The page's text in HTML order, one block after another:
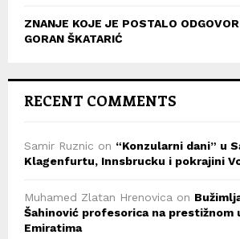
ZNANJE KOJE JE POSTALO
GORAN ŠKATARIĆ
RECENT COMMENTS
Samir Ruznic on “Konzularni dani” u
Klagenfurtu, Innsbrucku i pokrajini
Muhamed Zlatan Hrenovica on
Šahinović profesorica na prestižnom
Emiratima